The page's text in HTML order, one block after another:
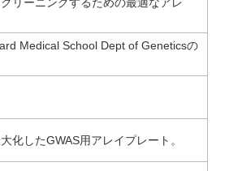
Medical School Dept of Geneticsの
したGWAS用アレイプレート。